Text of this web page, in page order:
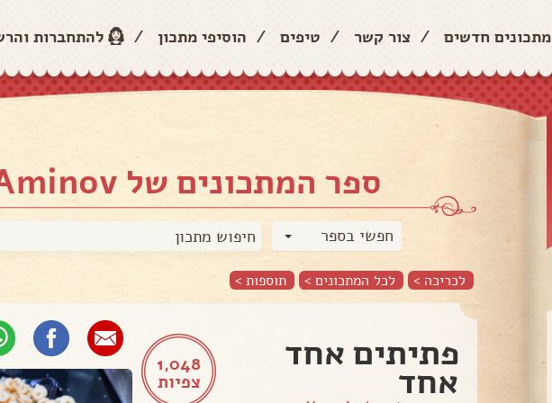
מתכונים חדשים / צור קשר / טיפים / הוסיפי מתכון / להתחברות
ספר המתכונים של Yana Aminov
חפשי בספר
לכריכה > לכל המתכונים > תוספות >
1,048
צפיות
פתיתים אחד
אחד